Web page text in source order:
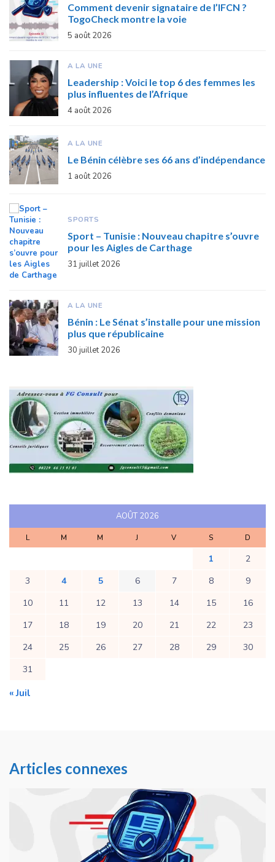
Comment devenir signataire de l’IFCN ?
TogoCheck montre la voie
5 août 2026
A LA UNE
Leadership : Voici le top 6 des femmes les
plus influentes de l’Afrique
4 août 2026
A LA UNE
Le Bénin célèbre ses 66 ans d’indépendance
1 août 2026
SPORTS
Sport – Tunisie : Nouveau chapitre s’ouvre
pour les Aigles de Carthage
31 juillet 2026
A LA UNE
Bénin : Le Sénat s’installe pour une mission
plus que républicaine
30 juillet 2026
AOÛT 2026
L M M J V S D
1
2
3
4 5 6 7 8
9
10
11 12 13 14 15
16
17
18 19 20 21 22
23
24
25 26 27 28 29
30
31
« Juil
Articles connexes